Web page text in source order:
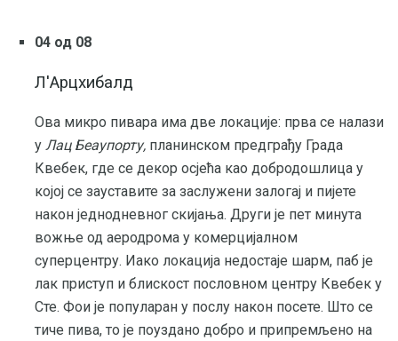
04 од 08
Л'Арцхибалд
Ова микро пивара има две локације: прва се налази
у Лац Беаупорту, планинском предграђу Града
Квебек, где се декор осјећа као добродошлица у
којој се зауставите за заслужени залогај и пијете
након једнодневног скијања. Други је пет минута
вожње од аеродрома у комерцијалном
суперцентру. Иако локација недостаје шарм, паб је
лак приступ и блискост пословном центру Квебек у
Сте. Фои је популаран у послу након посете. Што се
тиче пива, то је поуздано добро и припремљено на